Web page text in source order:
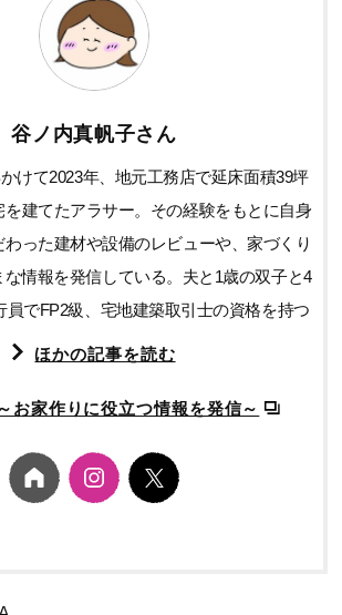
谷ノ内真帆子さん
けて2023年、地元工務店で延床面積39坪
建てたアラサー。その経験をもとに自身
った建材や設備のレビューや、家づくり
情報を発信している。夫と1歳の双子と4
員でFP2級、宅地建築取引士の資格を持つ
ほかの記事を読む
お家作りに役立つ情報を発信～